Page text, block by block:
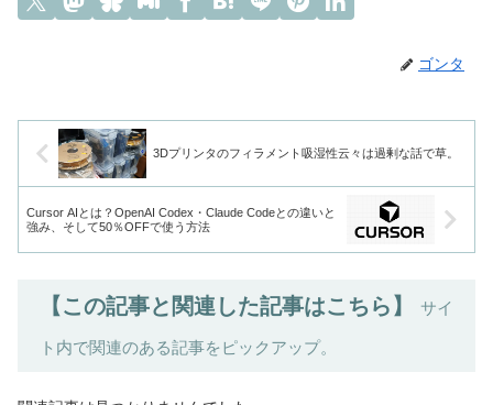
ゴンタ
3Dプリンタのフィラメント吸湿性云々は過剰な話で草。
Cursor AIとは？OpenAI Codex・Claude Codeとの違いと
強み、そして50％OFFで使う方法
【この記事と関連した記事はこちら】 サイ
ト内で関連のある記事をピックアップ。